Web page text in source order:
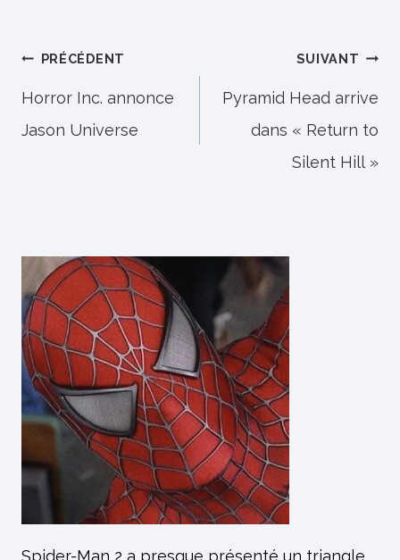
Navigation
de
l’article
PRÉCÉDENT
Horror Inc. annonce
Jason Universe
SUIVANT
Pyramid Head arrive
dans « Return to
Silent Hill »
Spider-Man 2 a presque présenté un triangle